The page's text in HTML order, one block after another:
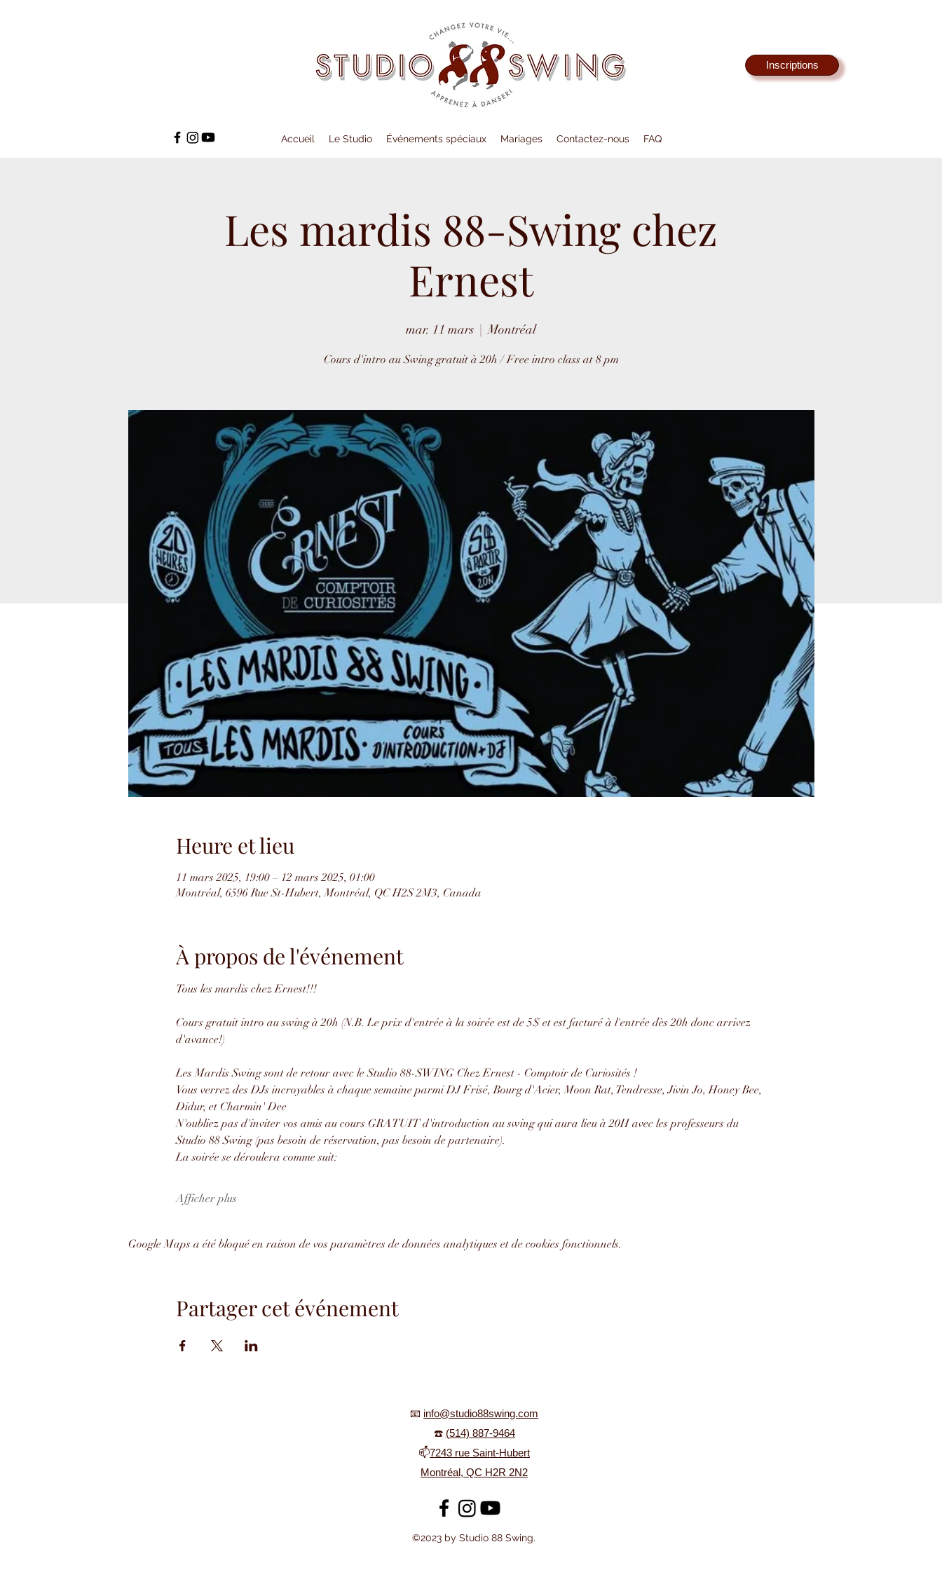
Inscriptions
Accueil Le Studio Événements spéciaux Mariages Contactez-nous FAQ
Les mardis 88-Swing chez
Ernest
mar. 11 mars
  |
Montréal
Cours d'intro au Swing gratuit à 20h / Free intro class at 8 pm
Heure et lieu
11 mars 2025, 19:00 – 12 mars 2025, 01:00
Montréal, 6596 Rue St-Hubert, Montréal, QC H2S 2M3, Canada
À propos de l'événement
Tous les mardis chez Ernest!!!
Cours gratuit intro au swing à 20h (N.B. Le prix d'entrée à la soirée est de 5$ et est facturé à l'entrée dès 20h donc arrivez
d'avance!)
Les Mardis Swing sont de retour avec le Studio 88-SWING Chez Ernest - Comptoir de Curiosités !
Vous verrez des DJs incroyables à chaque semaine parmi DJ Frisé, Bourg d'Acier, Moon Rat, Tendresse, Jivin Jo, Honey Bee,
Didur, et Charmin' Dee
N'oubliez pas d'inviter vos amis au cours GRATUIT d'introduction au swing qui aura lieu à 20H avec les professeurs du
Studio 88 Swing (pas besoin de réservation, pas besoin de partenaire).
La soirée se déroulera comme suit:
Afficher plus
Google Maps a été bloqué en raison de vos paramètres de données analytiques et de cookies fonctionnels.
Partager cet événement
📧 info@studio88swing.com
☎️ (514) 887-9464
📫7243 rue Saint-Hubert
Montréal, QC H2R 2N2
©2023 by Studio 88 Swing.